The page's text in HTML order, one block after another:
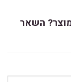
השאר